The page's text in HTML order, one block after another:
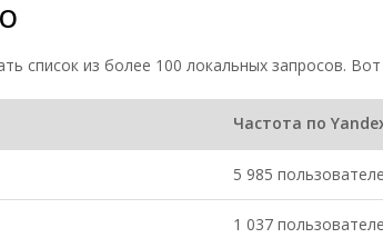
список из более 100 локальных запросов.
Частота по
5 985
1 037